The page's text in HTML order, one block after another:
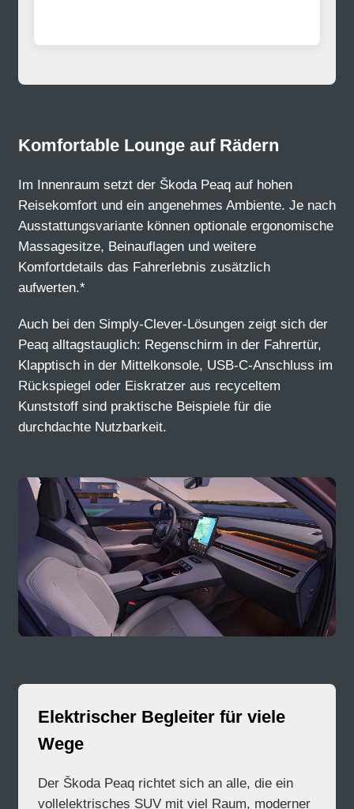
Komfortable Lounge auf Rädern
Im Innenraum setzt der Škoda Peaq auf hohen
Reisekomfort und ein angenehmes Ambiente. Je nach
Ausstattungsvariante können optionale ergonomische
Massagesitze, Beinauflagen und weitere
Komfortdetails das Fahrerlebnis zusätzlich
aufwerten.*
Auch bei den Simply-Clever-Lösungen zeigt sich der
Peaq alltagstauglich: Regenschirm in der Fahrertür,
Klapptisch in der Mittelkonsole, USB-C-Anschluss im
Rückspiegel oder Eiskratzer aus recyceltem
Kunststoff sind praktische Beispiele für die
durchdachte Nutzbarkeit.
Elektrischer Begleiter für viele
Wege
Der Škoda Peaq richtet sich an alle, die ein
vollelektrisches SUV mit viel Raum, moderner